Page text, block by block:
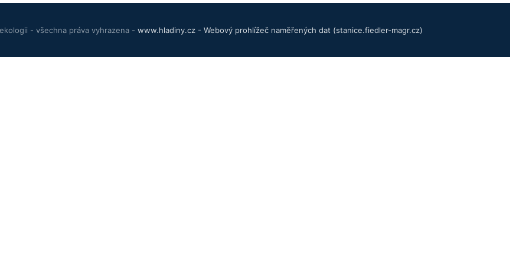
- všechna práva vyhrazena - www.hladiny.cz- Webový prohlížeč naměřených dat (stanice.fiedler-magr.cz)